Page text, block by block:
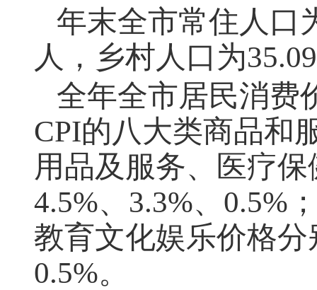
年末全市常住人口
人，乡村人口为
全年全市居民消费
CPI的八大类商品和
用品及服务、医疗
4.5%、3.3%、0.5%
教育文化娱乐价格分
0.5%。